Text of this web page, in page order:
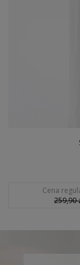
Cena
259,90